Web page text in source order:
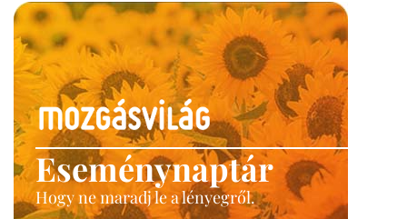
Eseménynaptár
Hogy ne maradj le a lényegről.